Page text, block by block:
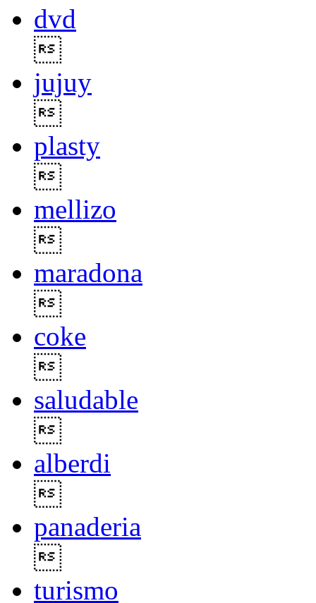
dvd
jujuy
plasty
mellizo
maradona
coke
saludable
alberdi
panaderia
turismo